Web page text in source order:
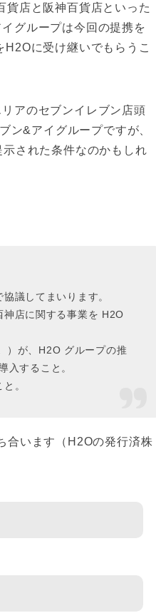
貨店と阪神百貨店といった
グループは今回の提携を
に受け継いでもらうこ
アのセブンイレブン店頭
ン&アイグループですが、
された条件なのかもしれ
議してまいります。
神店に関する事業を H2O
）が、H2O グループの推
入すること。
。
合います（H2Oの発行済株